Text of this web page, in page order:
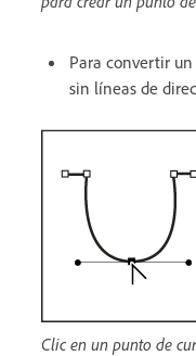
Para convertir
sin líneas de
Clic en un punto de